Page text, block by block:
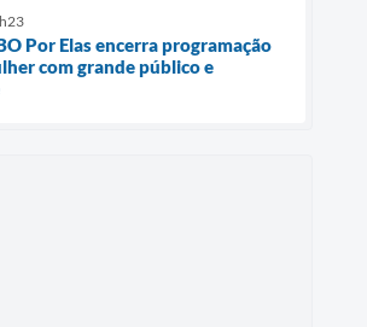
Por Elas encerra programação
com grande público e